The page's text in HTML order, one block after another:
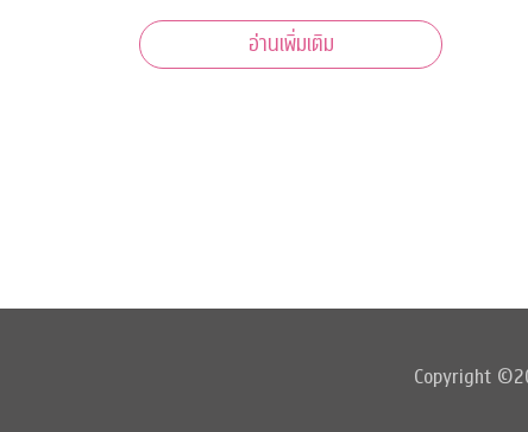
ปลอดภัย อาชีวอนามัย และสภาพ
แวดล้อมในการทำงาน จุฬาลงกรณ์
มหาวิทยาลัย และภาคีเครือข่าย จัดงาน
อ่านเพิ่มเติม
Copyright